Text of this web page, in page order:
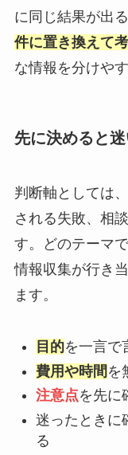
に同じ結果が出
件に置き換えて
な情報を分けや
先に決めると
判断軸としては
される失敗、相
す。どのテーマ
情報収集が行き
ます。
目的を一言で
費用や時間 を
注意点を先に
迷ったときに
る